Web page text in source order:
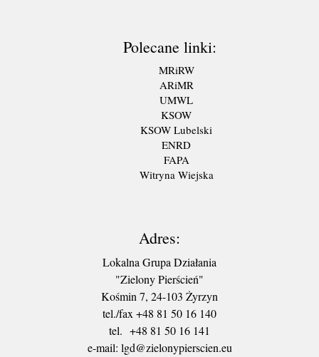
Polecane linki:
MRiRW
ARiMR
UMWL
KSOW
KSOW Lubelski
ENRD
FAPA
Witryna Wiejska
Adres:
Lokalna Grupa Działania
"Zielony Pierścień"
Kośmin 7, 24-103 Żyrzyn
tel./fax +48 81 50 16 140
tel. +48 81 50 16 141
​e-mail: lgd@zielonypierscien.eu